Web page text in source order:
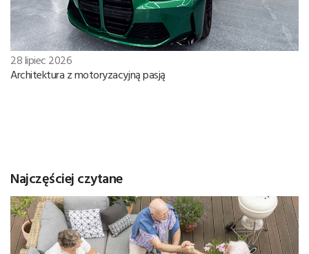
28 lipiec 2026
Architektura z motoryzacyjną pasją
Najczęściej czytane